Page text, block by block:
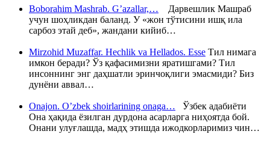
Boborahim Mashrab. G’azallar,… Дарвешлик Машраб
учун шоҳликдан баланд. У «жон тўтисини ишқ ила
сарбоз этай деб», жандани кийиб…
Mirzohid Muzaffar. Hechlik va Hellados. Esse Тил нимага
имкон беради? Ўз қафасимизни яратишгами? Тил
инсоннинг энг даҳшатли эринчоқлиги эмасмиди? Биз
дунёни аввал…
Onajon. O’zbek shoirlarining onaga… Ўзбек адабиёти
Она ҳақида ёзилган дурдона асарларга ниҳоятда бой.
Онани улуғлашда, мадҳ этишда ижодкорларимиз чин…